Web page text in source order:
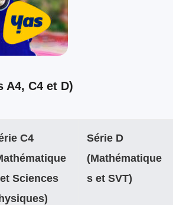
A4, C4 et D)
C4
Sciences
Série D
(Mathématique
s et SVT)